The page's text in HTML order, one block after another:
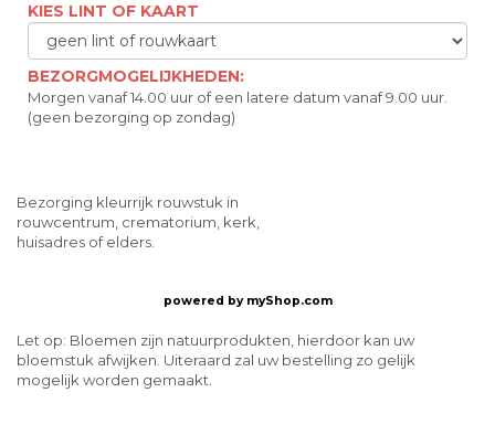
KIES LINT OF KAART
BEZORGMOGELIJKHEDEN:
Morgen vanaf 14.00 uur of een latere datum vanaf 9.00 uur.
(geen bezorging op zondag)
Bezorging kleurrijk rouwstuk in
rouwcentrum, crematorium, kerk,
huisadres of elders.
powered by myShop.com
Let op: Bloemen zijn natuurprodukten, hierdoor kan uw
bloemstuk afwijken. Uiteraard zal uw bestelling zo gelijk
mogelijk worden gemaakt.